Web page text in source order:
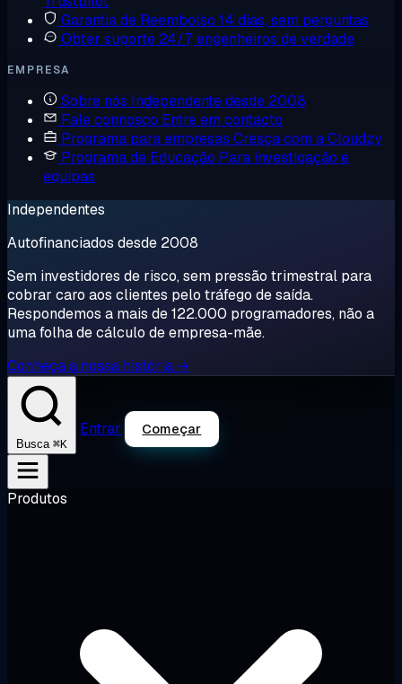
Garantia de Reembolso 14 dias, sem perguntas
Obter suporte 24/7, engenheiros de verdade
EMPRESA
Sobre nós Independente desde 2008
Fale connosco Entre em contacto
Programa para empresas Cresça com a Cloudzy
Programa de Educação Para investigação e
equipas
Independentes
Autofinanciados desde 2008
Sem investidores de risco, sem pressão trimestral para
cobrar caro aos clientes pelo tráfego de saída.
Respondemos a mais de 122.000 programadores, não a
uma folha de cálculo de empresa-mãe.
Conheça a nossa história →
Busca ⌘K
Entrar Começar
Produtos